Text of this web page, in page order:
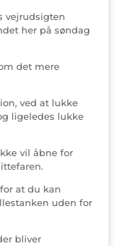
vejrudsigten
her på søndag
det mere
ved at lukke
ligeledes lukke
vil åbne for
at du kan
uden for
bliver